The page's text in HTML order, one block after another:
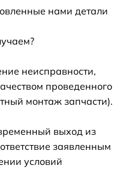
нами детали
неисправности,
проведенного
монтаж запчасти).
выход из
заявленным
условий